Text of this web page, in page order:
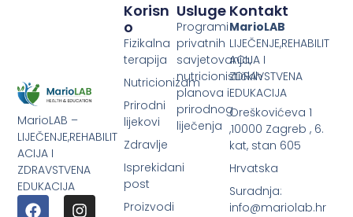
MarioLAB –
LIJEČENJE,REHABILIT
ACIJA I
ZDRAVSTVENA
EDUKACIJA
Usluge
Programi
privatnih
savjetovanja,
nutricionističkih
planova i
prirodnog
liječenja
Korisn
O
Fizikalna
terapija
Nutricionizam
Prirodni
lijekovi
Zdravlje
Isprekidani
post
Proizvodi
Kontakt
MarioLAB
LIJEČENJE,REHABILIT
ACIJA I
ZDRAVSTVENA
EDUKACIJA
Oreškovićeva 1
,10000 Zagreb , 6.
kat, stan 605
Hrvatska
Suradnja:
info@mariolab.hr